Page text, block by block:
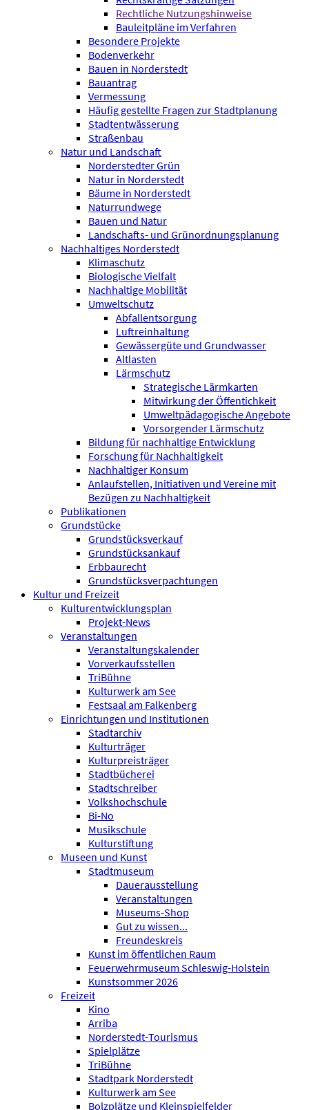
Rechtliche Nutzungshinweise
Bauleitpläne im Verfahren
Besondere Projekte
Bodenverkehr
Bauen in Norderstedt
Bauantrag
Vermessung
Häufig gestellte Fragen zur Stadtplanung
Stadtentwässerung
Straßenbau
Natur und Landschaft
Norderstedter Grün
Natur in Norderstedt
Bäume in Norderstedt
Naturrundwege
Bauen und Natur
Landschafts- und Grünordnungsplanung
Nachhaltiges Norderstedt
Klimaschutz
Biologische Vielfalt
Nachhaltige Mobilität
Umweltschutz
Abfallentsorgung
Luftreinhaltung
Gewässergüte und Grundwasser
Altlasten
Lärmschutz
Strategische Lärmkarten
Mitwirkung der Öffentichkeit
Umweltpädagogische Angebote
Vorsorgender Lärmschutz
Bildung für nachhaltige Entwicklung
Forschung für Nachhaltigkeit
Nachhaltiger Konsum
Anlaufstellen, Initiativen und Vereine mit
Bezügen zu Nachhaltigkeit
Publikationen
Grundstücke
Grundstücksverkauf
Grundstücksankauf
Erbbaurecht
Grundstücksverpachtungen
Kultur und Freizeit
Kulturentwicklungsplan
Projekt-News
Veranstaltungen
Veranstaltungskalender
Vorverkaufsstellen
TriBühne
Kulturwerk am See
Festsaal am Falkenberg
Einrichtungen und Institutionen
Stadtarchiv
Kulturträger
Kulturpreisträger
Stadtbücherei
Stadtschreiber
Volkshochschule
Bi-No
Musikschule
Kulturstiftung
Museen und Kunst
Stadtmuseum
Dauerausstellung
Veranstaltungen
Museums-Shop
Gut zu wissen...
Freundeskreis
Kunst im öffentlichen Raum
Feuerwehrmuseum Schleswig-Holstein
Kunstsommer 2026
Freizeit
Kino
Arriba
Norderstedt-Tourismus
Spielplätze
TriBühne
Stadtpark Norderstedt
Kulturwerk am See
Bolzplätze und Kleinspielfelder